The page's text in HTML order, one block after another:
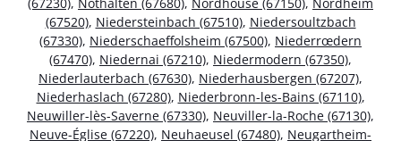
(67520), Niedersteinbach (67510), Niedersoultzbach
(67330), Niederschaeffolsheim (67500), Niederrœdern
(67470), Niedernai (67210), Niedermodern (67350),
Niederlauterbach (67630), Niederhausbergen (67207),
Niederhaslach (67280), Niederbronn-les-Bains (67110),
Neuwiller-lès-Saverne (67330), Neuviller-la-Roche (67130),
Neuve-Église (67220), Neuhaeusel (67480), Neugartheim-